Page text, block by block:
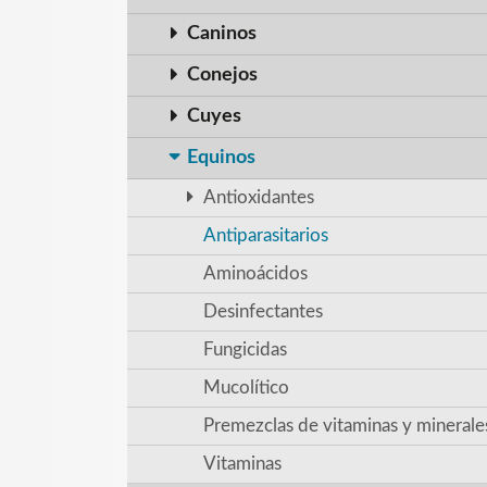
Caninos
Conejos
Cuyes
Equinos
Antioxidantes
Antiparasitarios
Aminoácidos
Desinfectantes
Fungicidas
Mucolítico
Premezclas de vitaminas y
Vitaminas